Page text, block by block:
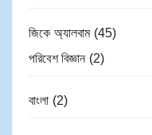
জিকে অ্যালবাম(45)
পরিবেশ বিজ্ঞান (2)
বাংলা (2)